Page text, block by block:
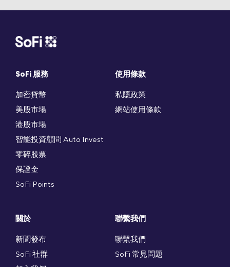
SoFi 服務
加密貨幣
美股市場
港股市場
智能投資顧問 Auto Invest
零碎股票
保證金
SoFi Points
使用條款
私隱政策
網站使用條款
關於
新聞發布
SoFi 社群
聯繫我們
聯繫我們
SoFi 常見問題